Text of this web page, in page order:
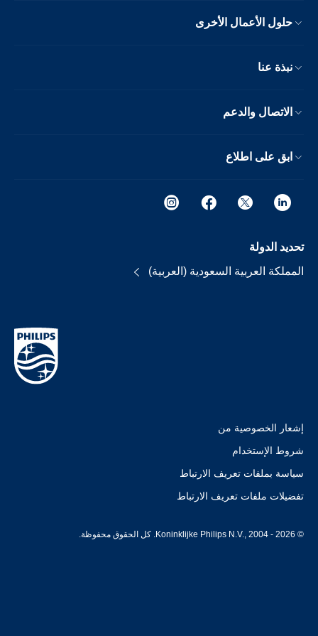
حلول الأعمال الأخرى
نبذة عنا
الاتصال والدعم
ابق على اطلاع
تحديد الدولة
المملكة العربية السعودية (العربية)
إشعار الخصوصية من
شروط الإستخدام
سياسة بملفات تعريف الارتباط
تفضيلات ملفات تعريف الارتباط
© Koninklijke Philips N.V., 2004 - 2026. كل الحقوق محفوظة.